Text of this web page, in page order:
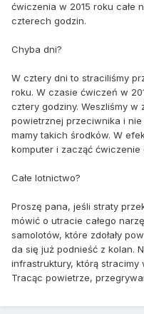
ćwiczenia w 2015 roku całe
czterech godzin.
Chyba dni?
W cztery dni to straciliśmy
roku. W czasie ćwiczeń w
cztery godziny. Weszliśmy
powietrznej przeciwnika i nie
mamy takich środków. W
komputer i zacząć ćwiczenie
Całe lotnictwo?
Proszę pana, jeśli straty
mówić o utracie całego
samolotów, które zdołały
da się już podnieść z kolan.
infrastruktury, którą stracimy
Tracąc powietrze,